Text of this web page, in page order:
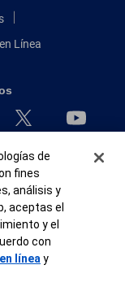
Línea
FDIC.
viviendas
de
fines
análisis y
aceptas el
y el
con
línea y